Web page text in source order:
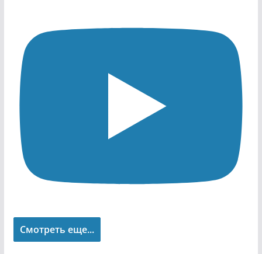
Смотреть еще...